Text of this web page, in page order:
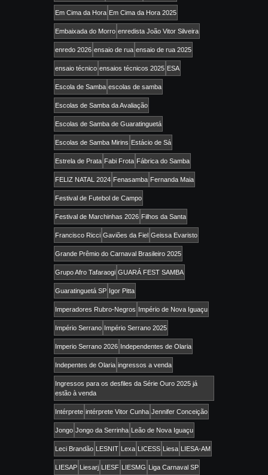
Em Cima da Hora Em Cima da Hora 2025
Embaixada do Morro enredista João Vitor Silveira
enredo 2026 ensaio de rua ensaio de rua 2025
ensaio técnico ensaios técnicos 2025 ESA
Escola de Samba escolas de samba
Escolas de Samba da Avaliação
Escolas de Samba de Guaratinguetá
Escolas de Samba Mirins Estácio de Sá
Estrela de Prata Fabi Frota Fábrica do Samba
FELIZ NATAL 2024 Fenasamba Fernanda Maia
Festival de Futebol de Campo
Festival de Marchinhas 2026 Filhos da Santa
Francisco Ricci Gaviões da Fiel Geissa Evaristo
Grande Prêmio do Carnaval Brasileiro 2025
Grupo Afro Tafaraogi GUARÁ FEST SAMBA
Guaratinguetá SP Igor Pitta
Imperadores Rubro-Negros Império de Nova Iguaçu
Império Serrano Império Serrano 2025
Imperio Serrano 2026 Independentes de Olaria
Indepentes de Olaria ingressos a venda
Ingressos para os desfiles da Série Ouro 2025 já
estão à venda
Intérprete intérprete Vitor Cunha Jennifer Conceição
Jongo Jongo da Serrinha Leão de Nova Iguaçu
Leci Brandão LESNIT Lexa LICESS Liesa LIESA-AM
LIESAP Liesarj LIESF LIESMG Liga Carnaval SP